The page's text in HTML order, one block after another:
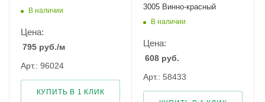
В наличии
Цена:
795 руб./м
Арт.: 96024
КУПИТЬ В 1 КЛИК
3005 Винно-красный
В наличии
Цена:
608 руб.
Арт.: 58433